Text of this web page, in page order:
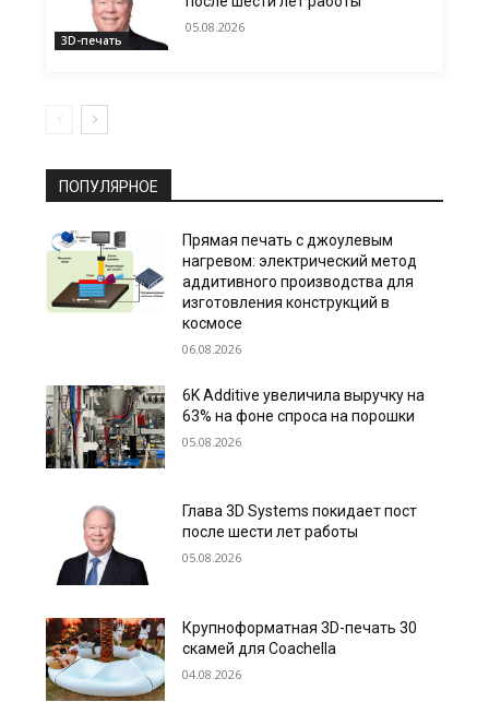
3D-печать
05.08.2026
ПОПУЛЯРНОЕ
Прямая печать с джоулевым
нагревом: электрический метод
аддитивного производства для
изготовления конструкций в
космосе
06.08.2026
6K Additive увеличила выручку на
63% на фоне спроса на порошки
05.08.2026
Глава 3D Systems покидает пост
после шести лет работы
05.08.2026
Крупноформатная 3D-печать 30
скамей для Coachella
04.08.2026